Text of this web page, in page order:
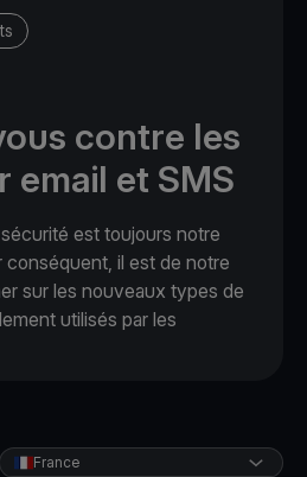
contre les
email et SMS
est toujours notre
conséquent, il est de notre
sur les nouveaux types de
utilisés par les
France